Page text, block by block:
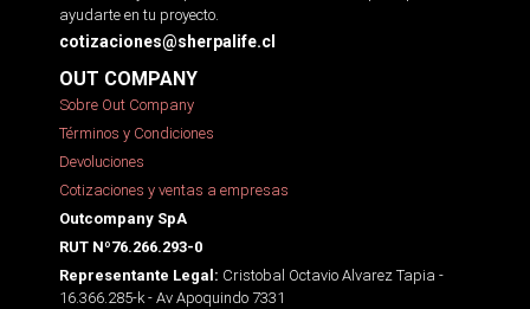
ayudarte en tu proyecto.
cotizaciones@sherpalife.cl
OUT COMPANY
Sobre Out Company
Términos y Condiciones
Devoluciones
Cotizaciones y ventas a empresas
Outcompany SpA
RUT Nº76.266.293-0
Representante Legal: Cristobal Octavio Alvarez Tapia -
16.366.285-k - Av Apoquindo 7331